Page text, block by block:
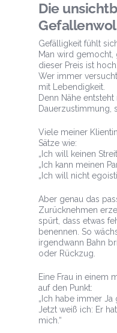
Die
Gefälligkeit fühlt
Man wird gemocht,
dieser Preis ist hoch.
Wer immer
mit Lebendigkeit.
Denn Nähe
Dauerzustimmung,
Viele meiner
Sätze wie:
„Ich will keinen
„Ich kann meinen
„Ich will nicht
Aber genau das
Zurücknehmen
spürt, dass etwas
benennen. So
irgendwann Bahn
oder Rückzug.
Eine Frau in einem
auf den Punkt:
„Ich habe immer
Jetzt weiß ich: Er
mich.“